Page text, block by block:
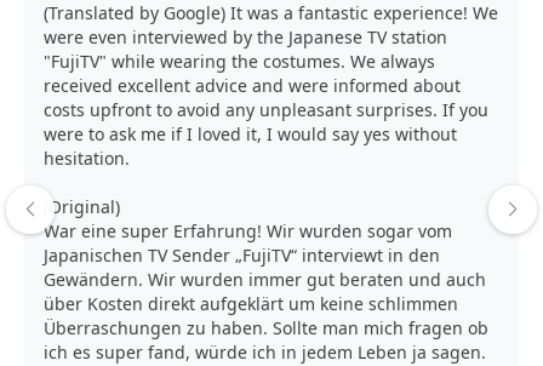
(Translated by Google) It was a fantastic experience! We
were even interviewed by the Japanese TV station
"FujiTV" while wearing the costumes. We always
received excellent advice and were informed about
costs upfront to avoid any unpleasant surprises. If you
were to ask me if I loved it, I would say yes without
hesitation.
(Original)
War eine super Erfahrung! Wir wurden sogar vom
Japanischen TV Sender „FujiTV“ interviewt in den
Gewändern. Wir wurden immer gut beraten und auch
über Kosten direkt aufgeklärt um keine schlimmen
Überraschungen zu haben. Sollte man mich fragen ob
ich es super fand, würde ich in jedem Leben ja sagen.